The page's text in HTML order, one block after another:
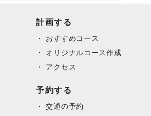
Please wait while flipbook is
FAQs and issues please refer
DearFlip: 読み込み中 PDF
計画する
おすすめコース
オリジナルコース作成
アクセス
予約する
交通の予約